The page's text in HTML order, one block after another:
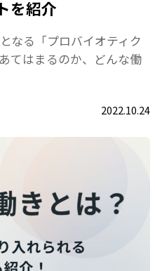
を紹介
なる「プロバイオティク
てはまるのか、どんな働
2022.10.24